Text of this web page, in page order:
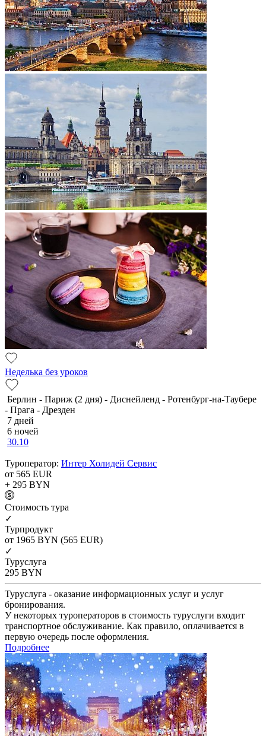
Неделька без уроков
Берлин - Париж (2 дня) - Диснейленд - Ротенбург-на-Таубере
- Прага - Дрезден
7 дней
6 ночей
30.10
Туроператор: Интер Холидей Сервис
от 565 EUR
+ 295 BYN
Cтоимость тура
✓
Турпродукт
от 1965 BYN (565 EUR)
✓
Туруслуга
295 BYN
Туруслуга - оказание информационных услуг и услуг
бронирования.
У некоторых туроператоров в стоимость туруслуги входит
транспортное обслуживание. Как правило, оплачивается в
первую очередь после оформления.
Подробнее